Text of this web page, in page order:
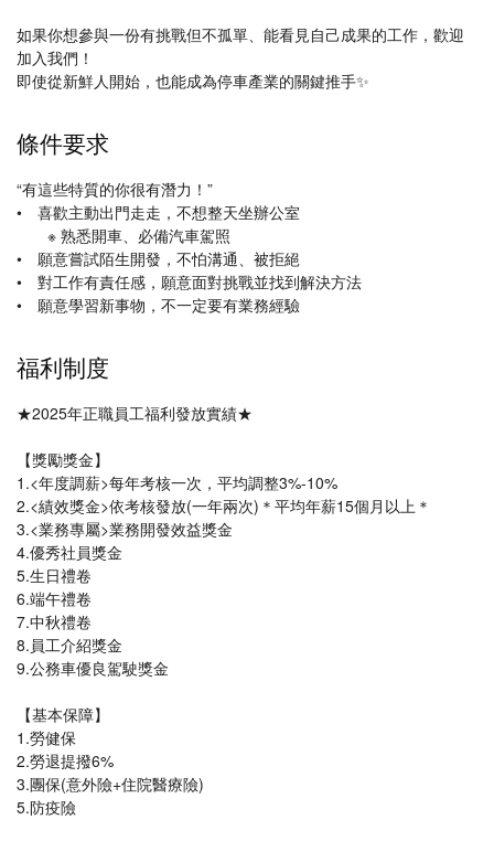
如果你想參與一份有挑戰但不孤單、能看見自己成果的工作，歡迎
加入我們！
即使從新鮮人開始，也能成為停車產業的關鍵推手✨
條件要求
“有這些特質的你很有潛力！”
• 喜歡主動出門走走，不想整天坐辦公室
※ 熟悉開車、必備汽車駕照
• 願意嘗試陌生開發，不怕溝通、被拒絕
• 對工作有責任感，願意面對挑戰並找到解決方法
• 願意學習新事物，不一定要有業務經驗
福利制度
★2025年正職員工福利發放實績★
【獎勵獎金】
1.<年度調薪>每年考核一次，平均調整3%-10%
2.<績效獎金>依考核發放(一年兩次)＊平均年薪15個月以上＊
3.<業務專屬>業務開發效益獎金
4.優秀社員獎金
5.生日禮卷
6.端午禮卷
7.中秋禮卷
8.員工介紹獎金
9.公務車優良駕駛獎金
【基本保障】
1.勞健保
2.勞退提撥6%
3.團保(意外險+住院醫療險)
5.防疫險